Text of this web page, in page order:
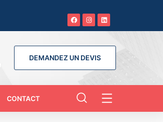
DEMANDEZ UN DEVIS
CONTACT